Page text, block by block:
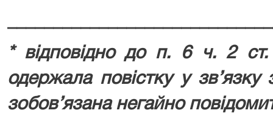
* відповідно до п. 6 ч. 2
одержала повістку у зв’язку
зобов’язана негайно